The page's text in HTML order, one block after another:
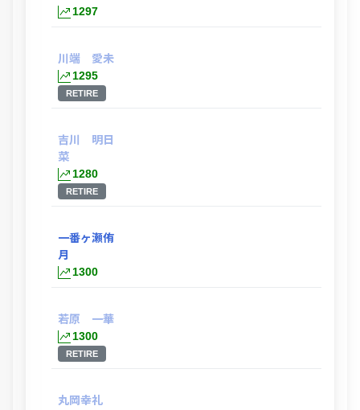
1297
川端 愛未
1295
RETIRE
吉川 明日
菜
1280
RETIRE
一番ヶ瀬侑
月
1300
若原 一華
1300
RETIRE
丸岡幸礼